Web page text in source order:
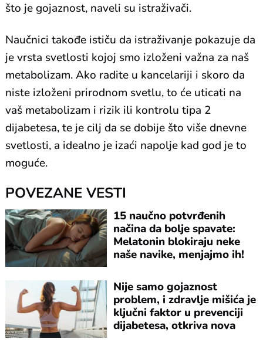
što je gojaznost, naveli su istraživači.
Naučnici takođe ističu da istraživanje pokazuje da
je vrsta svetlosti kojoj smo izloženi važna za naš
metabolizam. Ako radite u kancelariji i skoro da
niste izloženi prirodnom svetlu, to će uticati na
vaš metabolizam i rizik ili kontrolu tipa 2
dijabetesa, te je cilj da se dobije što više dnevne
svetlosti, a idealno je izaći napolje kad god je to
moguće.
POVEZANE VESTI
15 naučno potvrđenih
načina da bolje spavate:
Melatonin blokiraju neke
naše navike, menjajmo ih!
Nije samo gojaznost
problem, i zdravlje mišića je
ključni faktor u prevenciji
dijabetesa, otkriva nova